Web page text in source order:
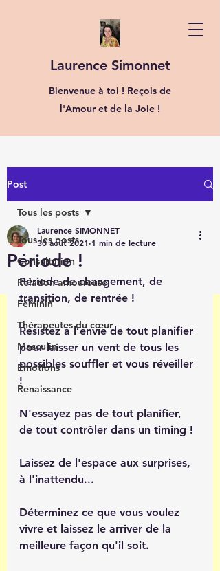
Laurence Simonnet
Bienvenue à toi ! Reçois de
l'Amour et de la Joie !
Post
Tous les posts
Consultation
Relation amoureuse
Féminin
Thérapeutes du cœur
Masculin
Émotions
Renaissance
Tous les posts
Période !
Laurence SIMONNET
30 août 2021 1 min de lecture
Période de changement, de
transition, de rentrée !
Résistez à l’envie de tout planifier
pour laisser un vent de tous les
possibles souffler et vous réveiller
!
N'essayez pas de tout planifier,
de tout contrôler dans un timing !
Laissez de l'espace aux surprises,
à l'inattendu...
Déterminez ce que vous voulez
vivre et laissez le arriver de la
meilleure façon qu'il soit.